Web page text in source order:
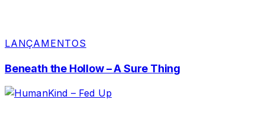
LANÇAMENTOS
Beneath the Hollow – A Sure Thing